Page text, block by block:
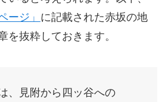
ージ」 に記載された赤坂の地
を抜粋しておきます。
、見附から四ッ谷への